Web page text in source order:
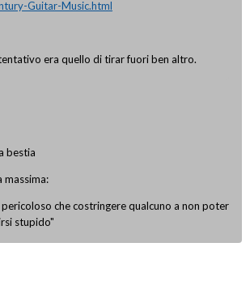
Guitar-Music.html
era quello di tirar fuori ben altro.
bestia
massima:
che costringere qualcuno a non poter
stupido"